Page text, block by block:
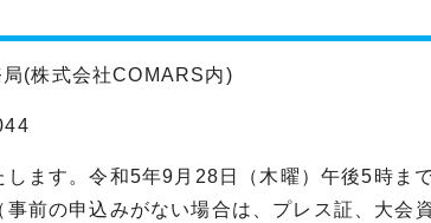
(株式会社COMARS内)
ます。令和5年9月28日（木曜）午後5時ま
前の申込みがない場合は、プレス証、大会